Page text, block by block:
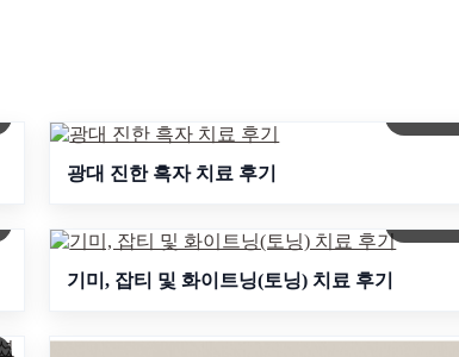
광대 진한 흑자 치료 후기
기미, 잡티 및 화이트닝(토닝) 치료 후기